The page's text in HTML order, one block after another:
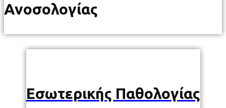
Ανοσολογίας
Εσωτερικής Παθολογίας